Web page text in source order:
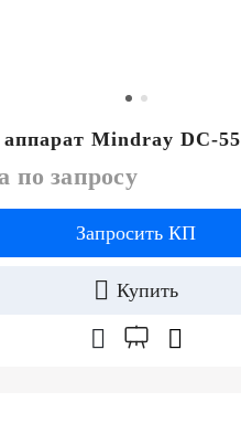
Mindray DC-55
по запросу
Запросить КП
Купить